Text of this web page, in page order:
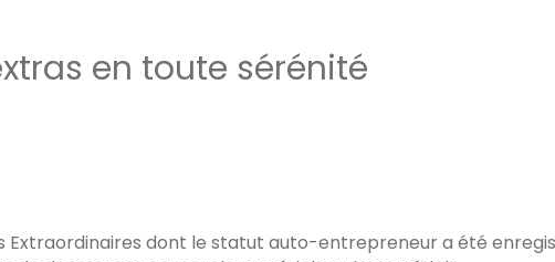
en toute sérénité
Extraordinaires dont le statut auto-entrepreneur a été